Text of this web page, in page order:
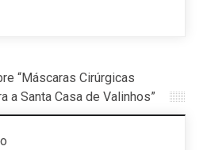
“Máscaras Cirúrgicas
a Santa Casa de Valinhos”